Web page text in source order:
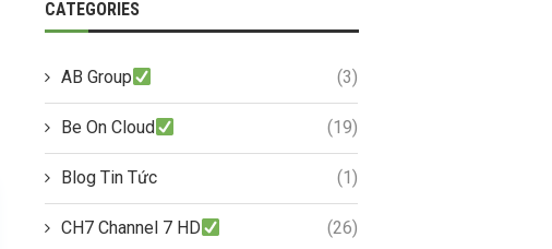
CATEGORIES
AB Group (3)
Be On Cloud (19)
Blog Tin Tức (1)
CH7 Channel 7 HD (26)